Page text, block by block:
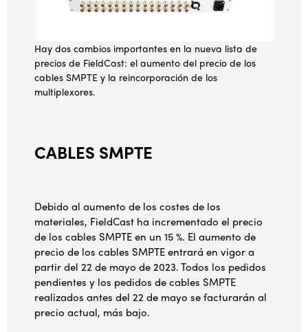
Hay dos cambios importantes en la nueva lista de
precios de FieldCast: el aumento del precio de los
cables SMPTE y la reincorporación de los
multiplexores.
CABLES SMPTE
Debido al aumento de los costes de los
materiales, FieldCast ha incrementado el precio
de los cables SMPTE en un 15 %. El aumento de
precio de los cables SMPTE entrará en vigor a
partir del 22 de mayo de 2023. Todos los pedidos
pendientes y los pedidos de cables SMPTE
realizados antes del 22 de mayo se facturarán al
precio actual, más bajo.